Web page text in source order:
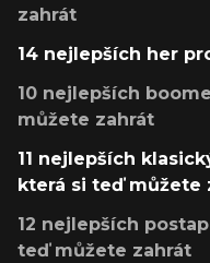
zahrát
14 nejlepších her
10 nejlepších
můžete zahrát
11 nejlepších
která si teď můžete
12 nejlepších
teď můžete zahrát